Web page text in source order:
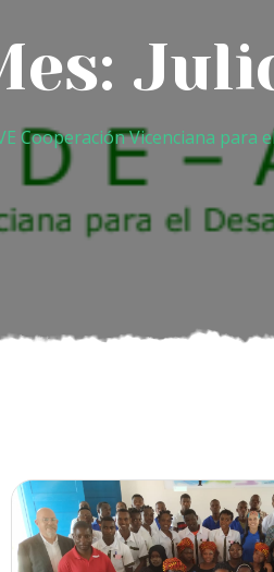
Cooperación Vicenciana para